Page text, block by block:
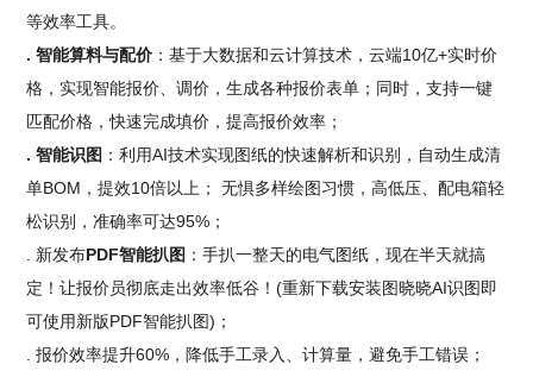
等效率工具。
. 智能算料与配价 ：基于大数据和云计算技术，云端10亿+实时价
格，实现智能报价、调价，生成各种报价表单；同时，支持一键
匹配价格，快速完成填价，提高报价效率；
. 智能识图 ：利用AI技术实现图纸的快速解析和识别，自动生成清
单BOM，提效10倍以上； 无惧多样绘图习惯，高低压、配电箱轻
松识别，准确率可达95%；
. 新发布PDF智能扒图 ：手扒一整天的电气图纸，现在半天就搞
定！让报价员彻底走出效率低谷！(重新下载安装图晓晓AI识图即
可使用新版PDF智能扒图)；
. 报价效率提升60%，降低手工录入、计算量，避免手工错误；